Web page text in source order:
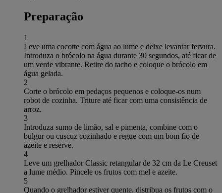
Preparação
1
Leve uma cocotte com água ao lume e deixe levantar fervura.
Introduza o brócolo na água durante 30 segundos, até ficar de
um verde vibrante. Retire do tacho e coloque o brócolo em
água gelada.
2
Corte o brócolo em pedaços pequenos e coloque-os num
robot de cozinha. Triture até ficar com uma consistência de
arroz.
3
Introduza sumo de limão, sal e pimenta, combine com o
bulgur ou cuscuz cozinhado e regue com um bom fio de
azeite e reserve.
4
Leve um grelhador Classic retangular de 32 cm da Le Creuset
a lume médio. Pincele os frutos com mel e azeite.
5
Quando o grelhador estiver quente, distribua os frutos com o